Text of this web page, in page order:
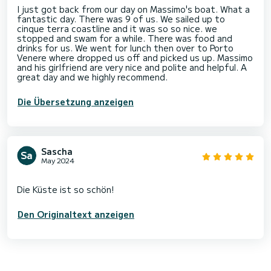
I just got back from our day on Massimo's boat. What a
fantastic day. There was 9 of us. We sailed up to
cinque terra coastline and it was so so nice. we
stopped and swam for a while. There was food and
drinks for us. We went for lunch then over to Porto
Venere where dropped us off and picked us up. Massimo
and his girlfriend are very nice and polite and helpful. A
great day and we highly recommend.
Die Übersetzung anzeigen
Sascha
May 2024
Den Originaltext anzeigen